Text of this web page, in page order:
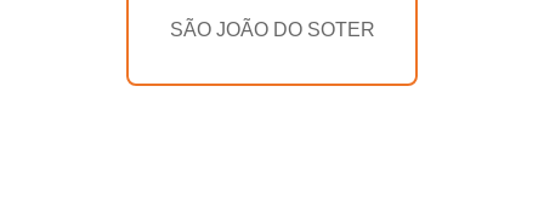
SÃO JOÃO DO SOTER